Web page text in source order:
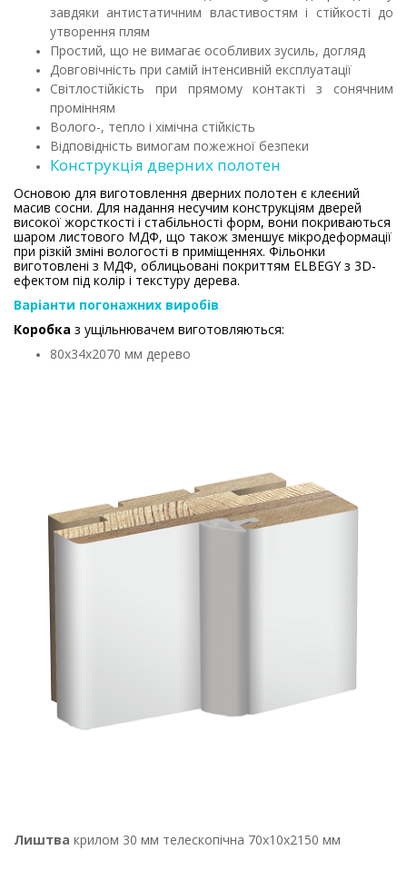
завдяки антистатичним властивостям і стійкості до
утворення плям
Простий, що не вимагає особливих зусиль, догляд
Довговічність при самій інтенсивній експлуатації
Світлостійкість при прямому контакті з сонячним
промінням
Волого-, тепло і хімічна стійкість
Відповідність вимогам пожежної безпеки
Конструкція дверних полотен
Основою для виготовлення дверних полотен є клеєний
масив сосни. Для надання несучим конструкціям дверей
високої жорсткості і стабільності форм, вони покриваються
шаром листового МДФ, що також зменшує мікродеформації
при різкій зміні вологості в приміщеннях. Фільонки
виготовлені з МДФ, облицьовані покриттям ELBEGY з 3D-
ефектом під колір і текстуру дерева.
Варіанти погонажних виробів
Коробка з ущільнювачем виготовляються:
80х34х2070 мм дерево
Лиштва крилом 30 мм телескопічна 70х10х2150 мм